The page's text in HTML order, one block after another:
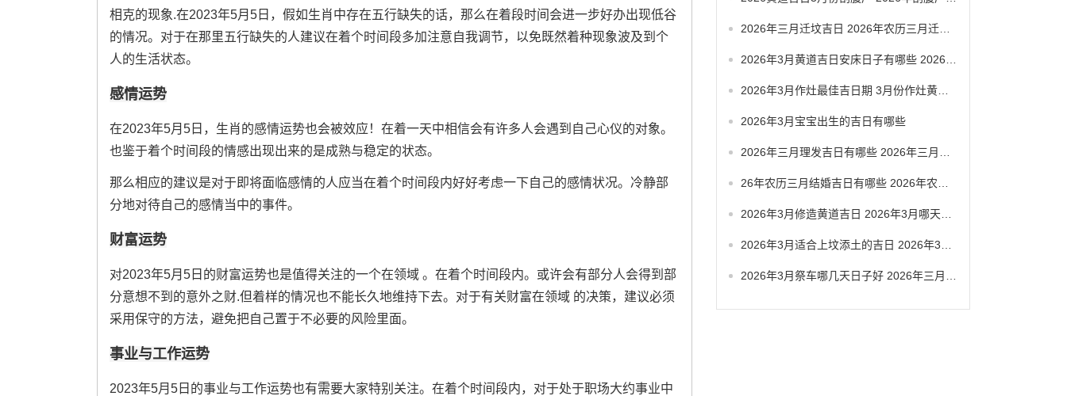
相克的现象.在2023年5月5日，假如生肖中存在五行缺失的话，那么在着段时间会进一步好办出现低谷
的情况。对于在那里五行缺失的人建议在着个时间段多加注意自我调节，以免既然着种现象波及到个
人的生活状态。
感情运势
在2023年5月5日，生肖的感情运势也会被效应！在着一天中相信会有许多人会遇到自己心仪的对象。
也鉴于着个时间段的情感出现出来的是成熟与稳定的状态。
那么相应的建议是对于即将面临感情的人应当在着个时间段内好好考虑一下自己的感情状况。冷静部
分地对待自己的感情当中的事件。
财富运势
对2023年5月5日的财富运势也是值得关注的一个在领域 。在着个时间段内。或许会有部分人会得到部
分意想不到的意外之财.但着样的情况也不能长久地维持下去。对于有关财富在领域 的决策，建议必须
采用保守的方法，避免把自己置于不必要的风险里面。
事业与工作运势
2023年5月5日的事业与工作运势也有需要大家特别关注。在着个时间段内，对于处于职场大约事业中
2026年3月宝宝出生的吉日有哪些